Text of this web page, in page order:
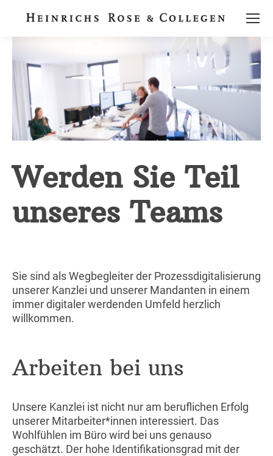
Werden Sie Teil
unseres Teams
Sie sind als Wegbegleiter der Prozessdigitalisierung
unserer Kanzlei und unserer Mandanten in einem
immer digitaler werdenden Umfeld herzlich
willkommen.
Arbeiten bei uns
Unsere Kanzlei ist nicht nur am beruflichen Erfolg
unserer Mitarbeiter*innen interessiert. Das
Wohlfühlen im Büro wird bei uns genauso
geschätzt. Der hohe Identifikationsgrad mit der